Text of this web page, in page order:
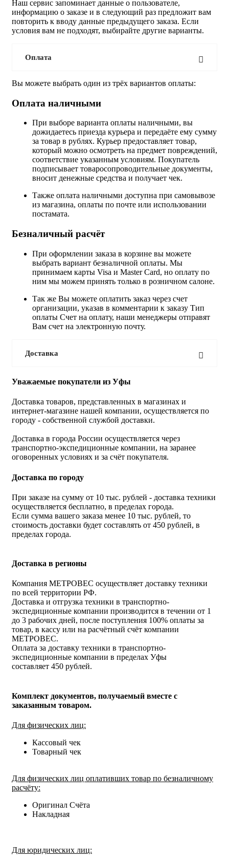
Наш сервис запоминает данные о пользователе,
информацию о заказе и в следующий раз предложит вам
повторить к вводу данные предыдущего заказа. Если
условия вам не подходят, выбирайте другие варианты.
Оплата
Вы можете выбрать один из трёх вариантов оплаты:
Оплата наличными
При выборе варианта оплаты наличными, вы
дожидаетесь приезда курьера и передаёте ему сумму
за товар в рублях. Курьер предоставляет товар,
который можно осмотреть на предмет повреждений,
соответствие указанным условиям. Покупатель
подписывает товаросопроводительные документы,
вносит денежные средства и получает чек.
Также оплата наличными доступна при самовывозе
из магазина, оплаты по почте или использовании
постамата.
Безналичный расчёт
При оформлении заказа в корзине вы можете
выбрать вариант безналичной оплаты. Мы
принимаем карты Visa и Master Card, но оплату по
ним мы можем принять только в розничном салоне.
Так же Вы можете оплатить заказ через счет
организации, указав в комментарии к заказу Тип
оплаты Счет на оплату, наши менеджеры отправят
Вам счет на электронную почту.
Доставка
Уважаемые покупатели из Уфы
Доставка товаров, представленных в магазинах и
интернет-магазине нашей компании, осуществляется по
городу - собственной службой доставки.
Доставка в города России осуществляется через
транспортно-экспедиционные компании, на заранее
оговоренных условиях и за счёт покупателя.
Доставка по городу
При заказе на сумму от 10 тыс. рублей - доставка техники
осуществляется бесплатно, в пределах города.
Если сумма вашего заказа менее 10 тыс. рублей, то
стоимость доставки будет составлять от 450 рублей, в
пределах города.
Доставка в регионы
Компания МЕТРОВЕС осуществляет доставку техники
по всей территории РФ.
Доставка и отгрузка техники в транспортно-
экспедиционные компании производится в течении от 1
до 3 рабочих дней, после поступления 100% оплаты за
товар, в кассу или на расчётный счёт компании
МЕТРОВЕС.
Оплата за доставку техники в транспортно-
экспедиционные компании в пределах Уфы
составляет 450 рублей.
Комплект документов, получаемый вместе с
заказанным товаром.
Для физических лиц:
Кассовый чек
Товарный чек
Для физических лиц оплативших товар по безналичному
расчёту:
Оригинал Счёта
Накладная
Для юридических лиц: